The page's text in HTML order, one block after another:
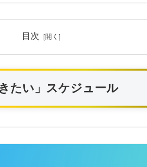
目次
たい」スケジュール